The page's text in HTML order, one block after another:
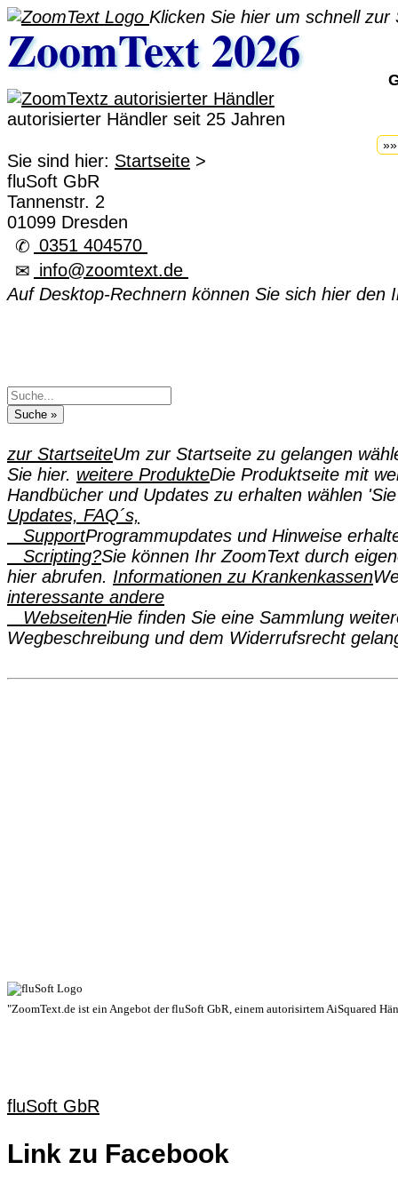
Klicken Sie hier um schnell zur
ZoomText 2026
autorisierter Händler seit 25 Jahren
Sie sind hier: Startseite >
fluSoft GbR
Tannenstr. 2
01099 Dresden
✆ 0351 404570
✉ info@zoomtext.de
Auf Desktop-Rechnern können Sie sich hier
zur StartseiteUm zur Startseite zu gelangen
Sie hier. weitere ProdukteDie Produktseite mit
Handbücher und Updates zu erhalten wählen
Updates, FAQ´s,
SupportProgrammupdates und Hinweise
Scripting?Sie können Ihr ZoomText durch
hier abrufen. Informationen zu Krankenkassen
interessante andere
WebseitenHie finden Sie eine Sammlung
Wegbeschreibung und dem Widerrufsrecht
"ZoomText.de ist ein Angebot der fluSoft GbR, einem autorisirtem AiSquared
fluSoft GbR
Link zu Facebook